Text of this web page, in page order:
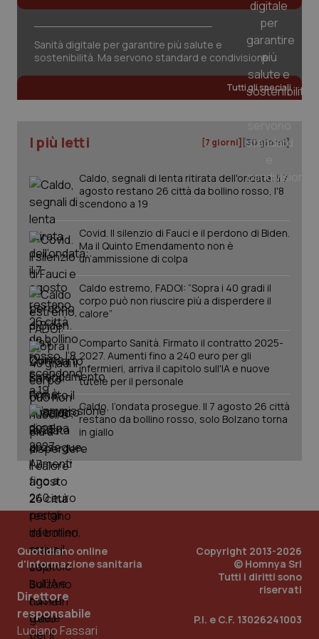
Sangue & coagulazione
Tumori del Polmone & Testa Collo
Tumori gastrointestinali
Ulcera & Reflusso
Vaccini
Sanità digitale per garantire più salute e
sostenibilità. Ma servono standard e condivisione
Tutti gli speciali
I più letti [7 giorni] [30 giorni]
Caldo, segnali di lenta ritirata dell'ondata: il 7
agosto restano 26 città da bollino rosso, l'8
scendono a 19
Covid. Il silenzio di Fauci e il perdono di Biden.
Ma il Quinto Emendamento non è
un’ammissione di colpa
Caldo estremo, FADOI: “Sopra i 40 gradi il
corpo può non riuscire più a disperdere il
calore”
Comparto Sanità. Firmato il contratto 2025-
2027. Aumenti fino a 240 euro per gli
infermieri, arriva il capitolo sull'IA e nuove
tutele per il personale
Caldo, l’ondata prosegue. Il 7 agosto 26 città
restano da bollino rosso, solo Bolzano torna
in giallo
Quotidiano online
d'informazione sanitaria
Direttore
responsabile
Luciano Fassari
Copyright 2013-2026
© Homnya Srl
Tutti i diritti sono
riservati
P.I. e C.F. 13026241003
www.quotidianosanita.it
tracking-sites-ironfish-
tracking-enable
www.quotidianosanita.it
session-id
_ga
.quotidianosanita.it
1
mese